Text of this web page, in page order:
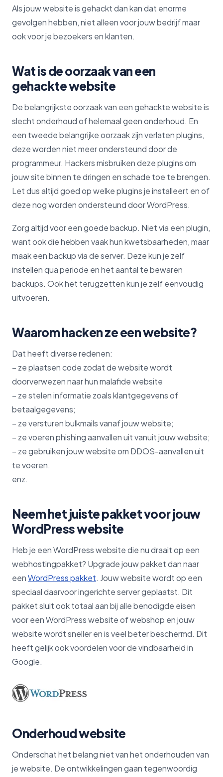
Als jouw website is gehackt dan kan dat enorme
gevolgen hebben, niet alleen voor jouw bedrijf maar
ook voor je bezoekers en klanten.
Wat is de oorzaak van een
gehackte website
De belangrijkste oorzaak van een gehackte website is
slecht onderhoud of helemaal geen onderhoud. En
een tweede belangrijke oorzaak zijn verlaten plugins,
deze worden niet meer ondersteund door de
programmeur. Hackers misbruiken deze plugins om
jouw site binnen te dringen en schade toe te brengen.
Let dus altijd goed op welke plugins je installeert en of
deze nog worden ondersteund door WordPress.
Zorg altijd voor een goede backup. Niet via een plugin,
want ook die hebben vaak hun kwetsbaarheden, maar
maak een backup via de server. Deze kun je zelf
instellen qua periode en het aantal te bewaren
backups. Ook het terugzetten kun je zelf eenvoudig
uitvoeren.
Waarom hacken ze een website?
Dat heeft diverse redenen:
– ze plaatsen code zodat de website wordt
doorverwezen naar hun malafide website
– ze stelen informatie zoals klantgegevens of
betaalgegevens;
– ze versturen bulkmails vanaf jouw website;
– ze voeren phishing aanvallen uit vanuit jouw website;
– ze gebruiken jouw website om DDOS-aanvallen uit
te voeren.
enz.
Neem het juiste pakket voor jouw
WordPress website
Heb je een WordPress website die nu draait op een
webhostingpakket? Upgrade jouw pakket dan naar
eenWordPress pakket. Jouw website wordt op een
speciaal daarvoor ingerichte server geplaatst. Dit
pakket sluit ook totaal aan bij alle benodigde eisen
voor een WordPress website of webshop en jouw
website wordt sneller en is veel beter beschermd. Dit
heeft gelijk ook voordelen voor de vindbaarheid in
Google.
Onderhoud website
Onderschat het belang niet van het onderhouden van
je website. De ontwikkelingen gaan tegenwoordig